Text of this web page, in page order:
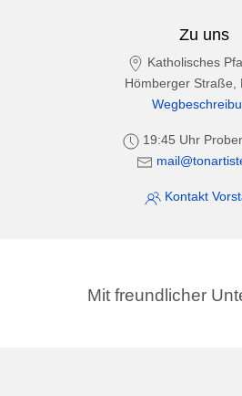
Zu uns
Katholisches
Hömberger Straße,
19:45 Uhr
Kontakt
Mit freundlicher